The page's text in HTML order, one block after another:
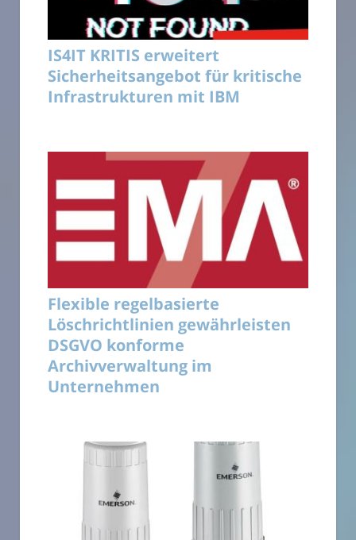
IS4IT KRITIS erweitert
Sicherheitsangebot für kritische
Infrastrukturen mit IBM
Flexible regelbasierte
Löschrichtlinien gewährleisten
DSGVO konforme
Archivverwaltung im
Unternehmen